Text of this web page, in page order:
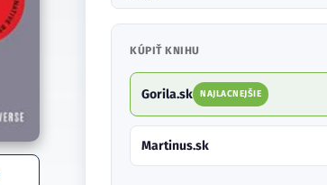
KÚPIŤ KNIHU
Gorila.sk NAJLACNEJŠIE
Martinus.sk